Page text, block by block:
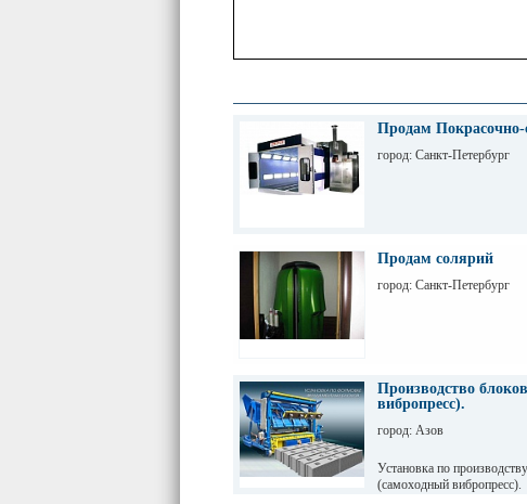
Продам
город: Санкт-Петербург
Продам солярий
город: Санкт-Петербург
Производство
вибропресс).
город: Азов
Установка по
(самоходный вибропресс).